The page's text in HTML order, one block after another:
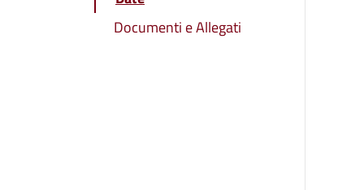
Documenti e Allegati